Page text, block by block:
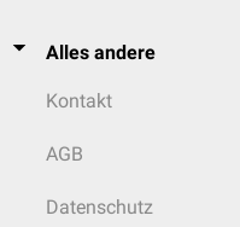
Alles andere
Kontakt
AGB
Datenschutz